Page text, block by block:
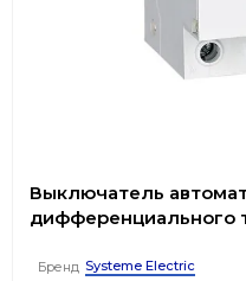
Выключатель
дифференциального
Set
Бренд Systeme Electric